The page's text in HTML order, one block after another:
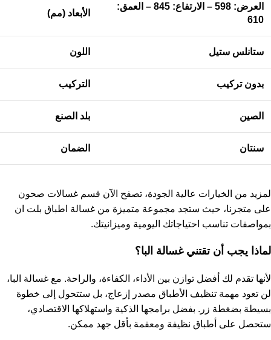
العرض: 598 – الارتفاع: 845 – العمق:
610
الأبعاد (مم)
ستانلس ستيل اللون
بدون تركيب التركيب
الصين بلد الصنع
سنتان الضمان
لمزيد من الخيارات عالية الجودة، تصفح الآن قسم غسالات صحون
على متجرنا، حيث ستجد مجموعة متميزة من غسالة اطباق بلت ان
بمواصفات تناسب احتياجاتك اليومية وميزانيتك.
لماذا يجب أن تقتني غسالة البا؟
لأنها تقدم لك أفضل توازن بين الأداء، الكفاءة، والراحة. مع غسالة البا،
لن تعود مهمة تنظيف الأطباق مصدر إزعاج، بل ستتحول إلى خطوة
بسيطة بضغطة زر. بفضل برامجها الذكية واستهلاكها الاقتصادي،
ستحصل على أطباق نظيفة ومعقمة بأقل جهد ممكن.